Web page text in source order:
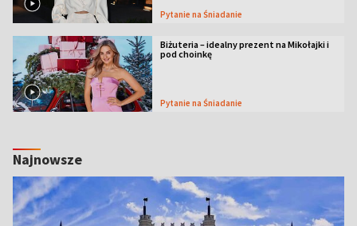
Pytanie na Śniadanie
Biżuteria – idealny prezent na Mikołajki i
pod choinkę
Pytanie na Śniadanie
Najnowsze